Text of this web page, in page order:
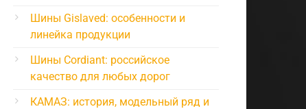
Шины Gislaved: особенности и
линейка продукции
Шины Cordiant: российское
качество для любых дорог
КАМАЗ: история, модельный ряд и